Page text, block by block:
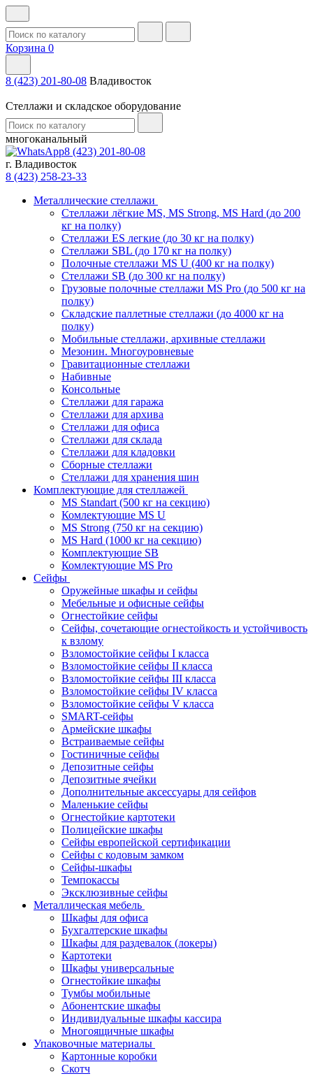
Корзина 0
8 (423) 201-80-08 Владивосток
Стеллажи и складское оборудование
многоканальный
8 (423) 201-80-08
г. Владивосток
8 (423) 258-23-33
Металлические стеллажи
Стеллажи лёгкие MS, MS Strong, MS Hard (до 200
кг на полку)
Стеллажи ES легкие (до 30 кг на полку)
Стеллажи SBL (до 170 кг на полку)
Полочные стеллажи MS U (400 кг на полку)
Стеллажи SB (до 300 кг на полку)
Грузовые полочные стеллажи MS Pro (до 500 кг на
полку)
Складские паллетные стеллажи (до 4000 кг на
полку)
Мобильные стеллажи, архивные стеллажи
Мезонин. Многоуровневые
Гравитационные стеллажи
Набивные
Консольные
Стеллажи для гаража
Стеллажи для архива
Стеллажи для офиса
Стеллажи для склада
Стеллажи для кладовки
Сборные стеллажи
Стеллажи для хранения шин
Комплектующие для стеллажей
MS Standart (500 кг на секцию)
Комлектующие MS U
MS Strong (750 кг на секцию)
MS Hard (1000 кг на секцию)
Комплектующие SB
Комлектующие MS Pro
Сейфы
Оружейные шкафы и сейфы
Мебельные и офисные сейфы
Огнестойкие сейфы
Сейфы, сочетающие огнестойкость и устойчивость
к взлому
Взломостойкие сейфы I класса
Взломостойкие сейфы II класса
Взломостойкие сейфы III класса
Взломостойкие сейфы IV класса
Взломостойкие сейфы V класса
SMART-сейфы
Армейские шкафы
Встраиваемые сейфы
Гостиничные сейфы
Депозитные сейфы
Депозитные ячейки
Дополнительные аксессуары для сейфов
Маленькие сейфы
Огнестойкие картотеки
Полицейские шкафы
Сейфы европейской сертификации
Сейфы с кодовым замком
Сейфы-шкафы
Темпокассы
Эксклюзивные сейфы
Металлическая мебель
Шкафы для офиса
Бухгалтерские шкафы
Шкафы для раздевалок (локеры)
Картотеки
Шкафы универсальные
Огнестойкие шкафы
Тумбы мобильные
Абонентские шкафы
Индивидуальные шкафы кассира
Многоящичные шкафы
Упаковочные материалы
Картонные коробки
Скотч